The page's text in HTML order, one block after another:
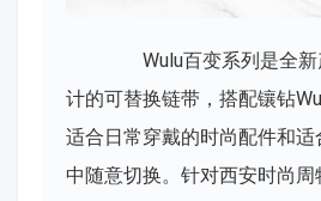
Wulu百变系列是全新
计的可替换链带，搭配镶钻
适合日常穿戴的时尚配件和
中随意切换。针对西安时尚周